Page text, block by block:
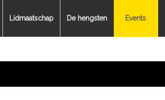
Lidmaatschap De hengsten Events